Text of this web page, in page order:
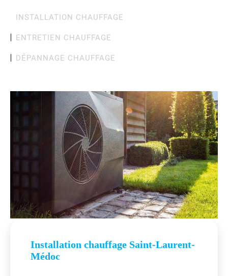
INSTALLATION CHAUFFAGE
ENTRETIEN CHAUFFAGE
DÉPANNAGE CHAUFFAGE
Installation chauffage Saint-Laurent-
Médoc